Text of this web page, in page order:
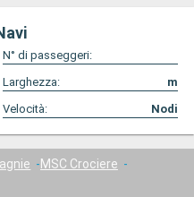
N° di passeggeri:
Larghezza:
m
Velocità: Nodi
MSC Crociere